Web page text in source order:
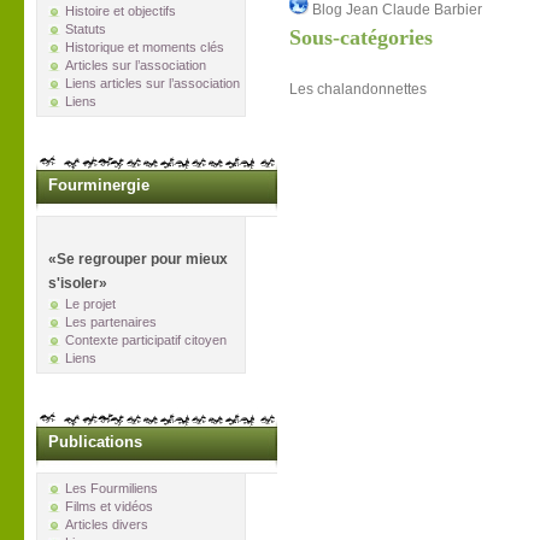
Histoire et objectifs
Statuts
Historique et moments clés
Articles sur l’association
Liens articles sur l’association
Liens
Fourminergie
«Se regrouper pour mieux
s'isoler»
Le projet
Les partenaires
Contexte participatif citoyen
Liens
Publications
Les Fourmiliens
Films et vidéos
Articles divers
Blog Jean Claude Barbier
Sous-catégories
Les chalandonnettes